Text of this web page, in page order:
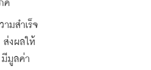
ค
มสำเร็จ
งผลให้
มูลค่า